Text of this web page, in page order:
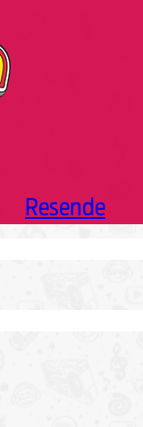
Resende